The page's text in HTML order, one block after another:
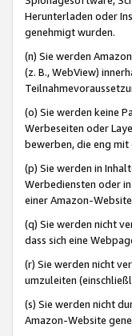
Herunterladen oder
genehmigt wurden.
(n) Sie werden
(z. B., WebView)
(o) Sie werden keine
Werbeseiten oder
bewerben, die eng
(p) Sie werden in
Werbediensten oder
einer Amazon-
(q) Sie werden nicht
dass sich eine
(r) Sie werden nicht
umzuleiten
(s) Sie werden nicht
Amazon-Website